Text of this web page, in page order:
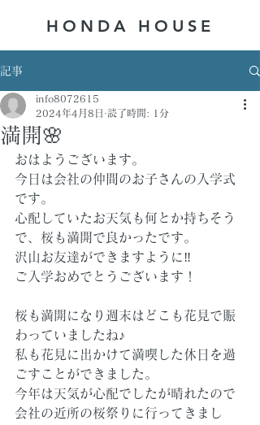
HONDA ​HOUSE
記事
満開🌸
info8072615
2024年4月8日
読了時間: 1分
おはようございます。
今日は会社の仲間のお子さんの入学式
です。
心配していたお天気も何とか持ちそう
で、桜も満開で良かったです。
沢山お友達ができますように‼
ご入学おめでとうございます！
桜も満開になり週末はどこも花見で賑
わっていましたね♪
私も花見に出かけて満喫した休日を過
ごすことができました。
今年は天気が心配でしたが晴れたので
会社の近所の桜祭りに行ってきまし